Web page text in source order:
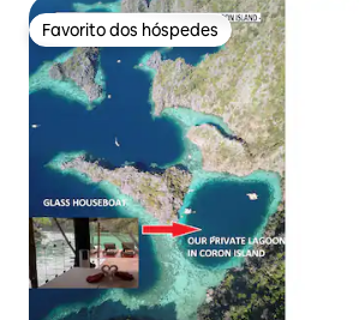
Favorito dos hóspedes
Favorito dos hóspedes